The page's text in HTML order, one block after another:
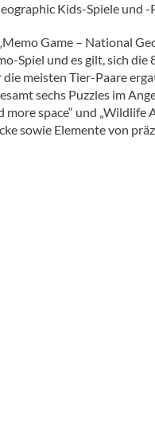
Kids-Spiele und -
Game – National
Spiel und es gilt, sich
die meisten Tier-Paare
sechs Puzzles im
more space“ und
sowie Elemente von